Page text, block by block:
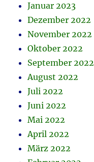
Januar 2023
Dezember 2022
November 2022
Oktober 2022
September 2022
August 2022
Juli 2022
Juni 2022
Mai 2022
April 2022
März 2022